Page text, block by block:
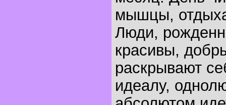
мышцы,
Люди,
красивы,
раскрывают
идеалу,